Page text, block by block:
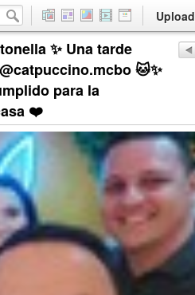
Upload
✨ Una tarde
🐱✨
para la
❤️